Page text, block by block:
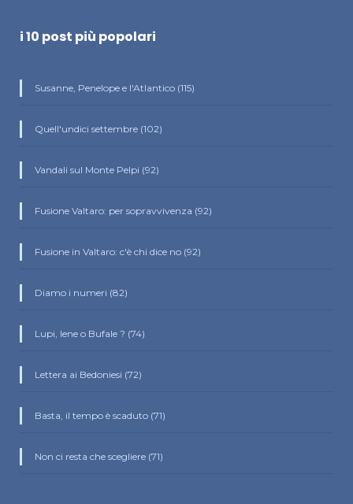
i 10 post più popolari
Susanne, Penelope e l'Atlantico (115)
Quell'undici settembre (102)
Vandali sul Monte Pelpi (92)
Fusione Valtaro: per sopravvivenza (92)
Fusione in Valtaro: c'è chi dice no (92)
Diamo i numeri (82)
Lupi, Iene o Bufale ? (74)
Lettera ai Bedoniesi (72)
Basta, il tempo è scaduto (71)
Non ci resta che scegliere (71)